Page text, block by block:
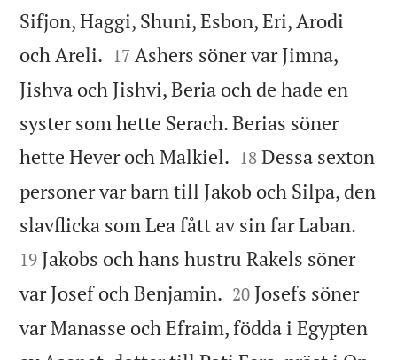
Sifjon, Haggi, Shuni, Esbon, Eri, Arodi
och Areli. 

17 Ashers söner var Jimna,
Jishva och Jishvi, Beria och de hade en
syster som hette Serach. Berias söner
hette Hever och Malkiel. 

18 Dessa sexton
personer var barn till Jakob och Silpa, den
slavflicka som Lea fått av sin far Laban.
19 Jakobs och hans hustru Rakels söner
var Josef och Benjamin. 

20 Josefs söner
var Manasse och Efraim, födda i Egypten